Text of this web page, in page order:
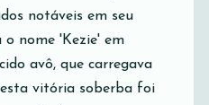
notáveis em seu
o nome 'Kezie' em
avô, que carregava
vitória soberba foi